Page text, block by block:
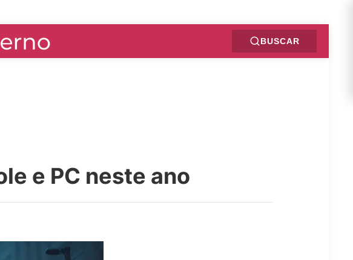
BUSCAR
e PC neste ano